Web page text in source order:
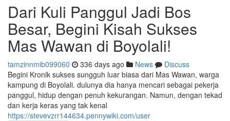
Dari Kuli Panggul Jadi Bos
Besar, Begini Kisah Sukses
Mas Wawan di Boyolali!
tamzinnmib099060 336 days ago News
Discuss
Begini Kronik sukses sungguh luar biasa dari Mas Wawan, warga
kampung di Boyolali. dulunya dia hanya mencari sebagai pekerja
panggul, hidup dengan penuh kekurangan. Namun, dengan tekad
dan kerja keras yang tak kenal
https://stevevzrr144634.pennywiki.com/user